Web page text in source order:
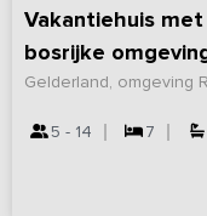
Vakantiehuis
bosrijke
Gelderland, omgeving
5 - 14 7